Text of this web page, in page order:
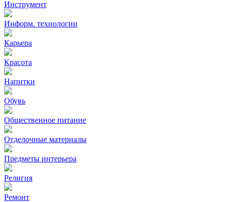
Инструмент
Информ. технологии
Карьера
Красота
Напитки
Обувь
Общественное питание
Отделочные материалы
Предметы интерьера
Религия
Ремонт